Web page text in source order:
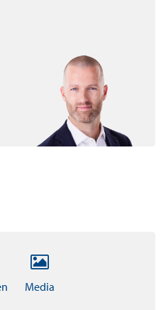
heeft een natuurstenen
apparatuur. De
een extra gastenbadkamer
parket in de S en M
de exclusieve
maar is veel makkelijker
met het beste uitzicht
meer te bieden. Wat
dakterras van 2.600m2? De
Media